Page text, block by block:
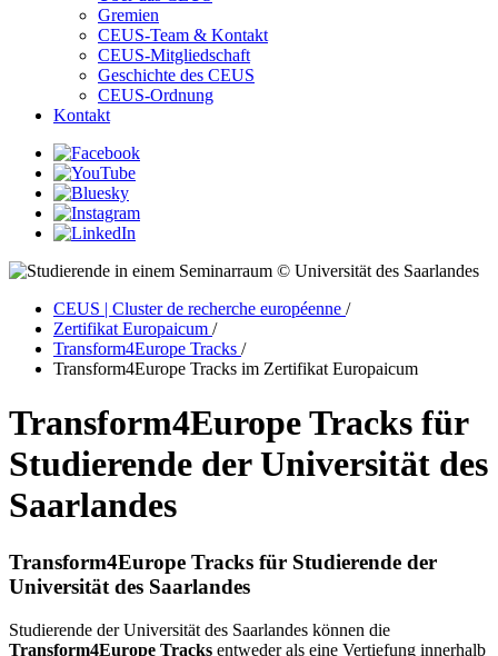
Gremien
CEUS-Team & Kontakt
CEUS-Mitgliedschaft
Geschichte des CEUS
CEUS-Ordnung
Kontakt
© Universität des Saarlandes
CEUS | Cluster de recherche européenne /
Zertifikat Europaicum /
Transform4Europe Tracks /
Transform4Europe Tracks im Zertifikat Europaicum
Transform4Europe Tracks für
Studierende der Universität des
Saarlandes
Transform4Europe Tracks für Studierende der
Universität des Saarlandes
Studierende der Universität des Saarlandes können die
Transform4Europe Tracks entweder als eine Vertiefung innerhalb